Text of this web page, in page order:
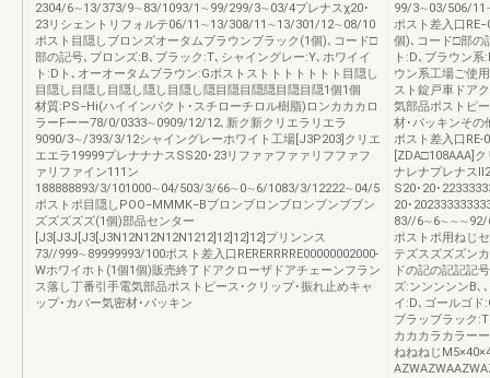
2304/6∼13/373/9∼83/1093/1∼99/299/3∼03/4プレナスχ20･
23リシェントリフォルテ06/11∼13/308/11∼13/301/12∼08/10
ポスト目隠しブロンズオータムブラウンブラック(1個)､コード□
部の記号､ブロンズ:B､ブラック:T､シャイングレー:Y､ホワイイ
ト:Dト､オーオータムブラウン:Gポストストトトトトトト目隠し
目隠し目隠し目隠し隠し目隠し隠目隠目隠隠目隠目隠1個1個
材質:PS−Hi(ハイインパクト･スチローチロル樹脂)ロンカカカロ
ラーFーー78/0/0333∼0909/12/12､新ク新クリエラリエラ
9090/3∼/393/3/12シャイングレーホワイト工場[J3P203]クリエ
エエラ19999プレナナナスSS20･23リファァファァリフファフ
ァリファイン111ン
188888893/3/101000∼04/503/3/66∼0∼6/1083/3/12222∼04/5
ポストポ目隠しPOO−MMMK−Bブロンブロンブロンブンブブン
ズズズズズ(1個)部品センター
[J3[J3J[J3[J3N12N12N12N1212]12]12]12]プリンンス
73//999∼89999993/100ポスト差入口RERERRRRE00000002000-
Wホワイホト(1個1個)販売終了ドアクローザドアチェーンフラン
ス落し丁番引手電気部品ポストピース･クリップ･振れ止めキャ
ップ･カバー気密材･パッキン
99/3∼03/506/
ポスト差入口
個)､コード□部の
ト:D､ブラウン
ウン系工場ご使
スト錠戸車ドア
気部品ポストピ
材･パッキンその
ポスト差入口RE-
[ZDA□108AAA]
ナレナプレナス
S20･20･
20･
83//6∼6∼∼∼92/
ポストポ用ねじ
テズスズズズン
ドの記の記記記
ズ:ンンンンンB､
イ:D､ゴールゴド
ブラッブラック
カカカラカラー
ねねねじ